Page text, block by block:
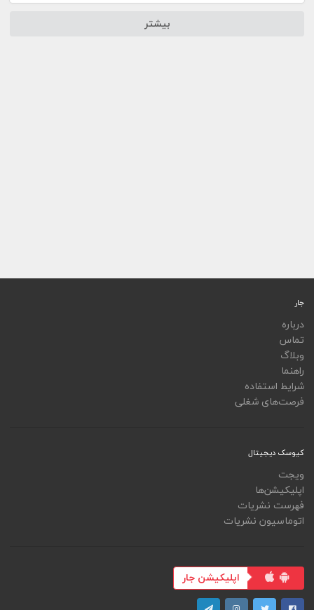
جار
درباره
تماس
وبلاگ
راهنما
شرایط استفاده
فرصت‌های شغلی
کیوسک دیجیتال
ویجت
اپلیکیشن‌ها
فهرست نشریات
اتوماسیون نشریات
اپلیکیشن جار